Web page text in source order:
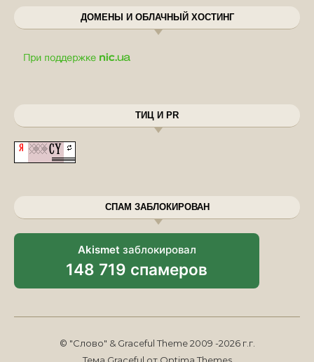
ДОМЕНЫ И ОБЛАЧНЫЙ ХОСТИНГ
ТИЦ И PR
СПАМ ЗАБЛОКИРОВАН
Akismet заблокировал
148 719 спамеров
© "Слово" & Graceful Theme 2009 -2026 г.г.